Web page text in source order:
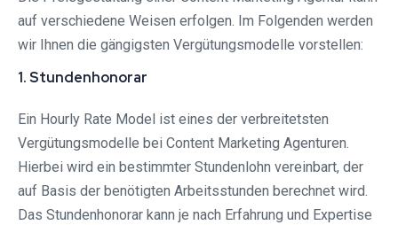
auf verschiedene Weisen erfolgen. Im Folgenden werden
wir Ihnen die gängigsten Vergütungsmodelle vorstellen:
1. Stundenhonorar
Ein Hourly Rate Model ist eines der verbreitetsten
Vergütungsmodelle bei Content Marketing Agenturen.
Hierbei wird ein bestimmter Stundenlohn vereinbart, der
auf Basis der benötigten Arbeitsstunden berechnet wird.
Das Stundenhonorar kann je nach Erfahrung und Expertise